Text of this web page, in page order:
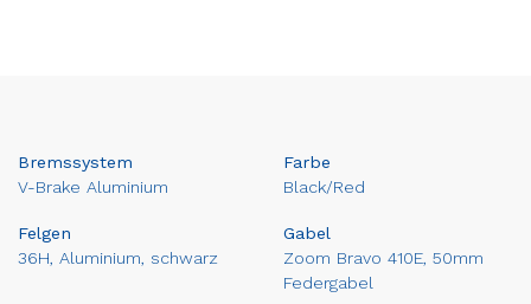
Bremssystem
V-Brake Aluminium
Farbe
Black/Red
Felgen
36H, Aluminium, schwarz
Gabel
Zoom Bravo 410E, 50mm
Federgabel